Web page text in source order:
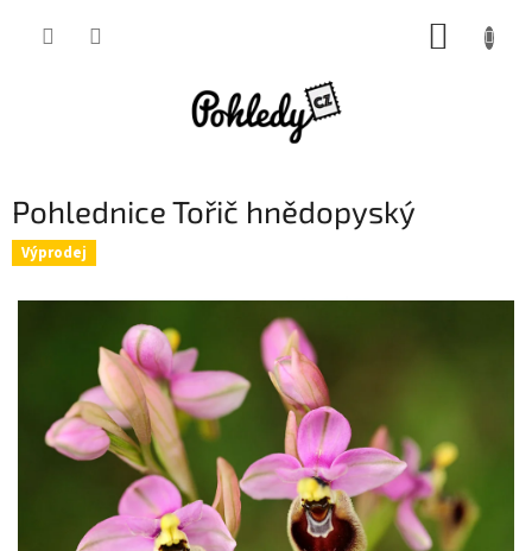
Pohlednice Tořič hnědopyský
Výprodej